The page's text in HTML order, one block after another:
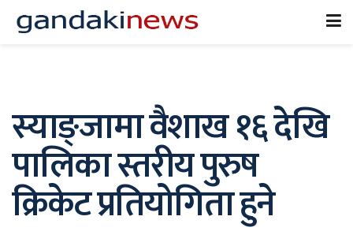
स्याङ्जामा वैशाख १६ देखि
पालिका स्तरीय पुरुष
क्रिकेट प्रतियोगिता हुने